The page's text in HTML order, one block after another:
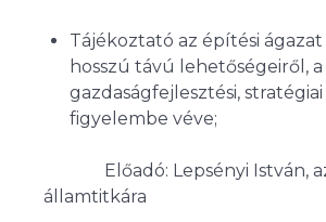
Tájékoztató az építési ágazat
hosszú távú lehetőségeiről, a
gazdaságfejlesztési,
figyelembe véve;
Előadó: Lepsényi István,
államtitkára